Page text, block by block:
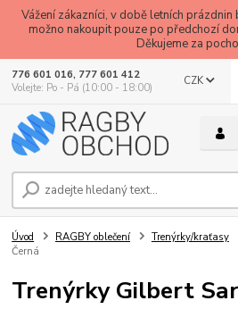
Vážení zákazníci, v době letních
možno nakoupit pouze po předchozí
Děkujeme za
CZK
776 601 016, 777 601 412
Volejte: Po - Pá (10:00 - 18:00)
Úvod RAGBY oblečení Trenýrky/kraťasy
Černá
Trenýrky Gilbert